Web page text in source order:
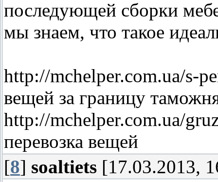
последующей сборки
мы знаем, что такое
http://mchelper.com.ua/s-
вещей за границу
http://mchelper.com.ua/
перевозка вещей
[8] soaltiets [17.03.2013,